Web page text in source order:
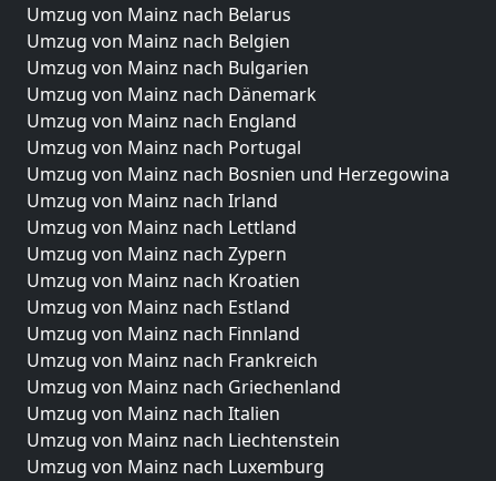
Umzug von Mainz nach Belarus
Umzug von Mainz nach Belgien
Umzug von Mainz nach Bulgarien
Umzug von Mainz nach Dänemark
Umzug von Mainz nach England
Umzug von Mainz nach Portugal
Umzug von Mainz nach Bosnien und Herzegowina
Umzug von Mainz nach Irland
Umzug von Mainz nach Lettland
Umzug von Mainz nach Zypern
Umzug von Mainz nach Kroatien
Umzug von Mainz nach Estland
Umzug von Mainz nach Finnland
Umzug von Mainz nach Frankreich
Umzug von Mainz nach Griechenland
Umzug von Mainz nach Italien
Umzug von Mainz nach Liechtenstein
Umzug von Mainz nach Luxemburg